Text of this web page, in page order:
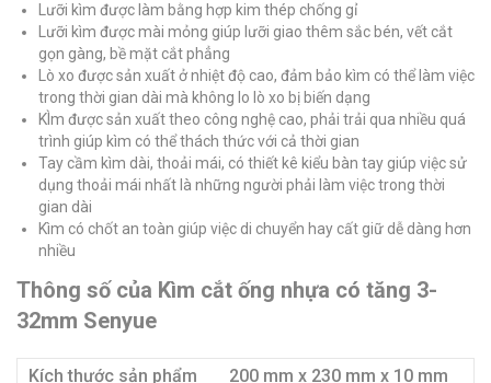
Lưỡi kìm được làm bằng hợp kim thép chống gỉ
Lưỡi kìm được mài mỏng giúp lưỡi giao thêm sắc bén, vết cắt
gọn gàng, bề mặt cắt phẳng
​Lò xo được sản xuất ở nhiệt độ cao, đảm bảo kìm có thể làm việc
trong thời gian dài mà không lo lò xo bị biến dạng
KÌm được sản xuất theo công nghệ cao, phải trải qua nhiều quá
trình giúp kìm có thể thách thức với cả thời gian
Tay cầm kìm dài, thoải mái, có thiết kê kiểu bàn tay giúp việc sử
dụng thoải mái nhất là những người phải làm việc trong thời
gian dài
Kìm có chốt an toàn giúp việc di chuyển hay cất giữ dễ dàng hơn
nhiều
Thông số của Kìm cắt ống nhựa có tăng 3-
32mm Senyue
Kích thước sản phẩm
200 mm x 230 mm x 10 mm